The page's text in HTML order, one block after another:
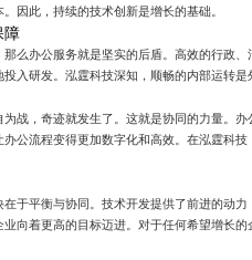
因此，持续的技术创新是增长的基础。
障
么办公服务就是坚实的后盾。高效的行政
入研发。泓霆科技深知，顺畅的内部运转是
战，奇迹就发生了。这就是协同的力量。
公流程变得更加数字化和高效。在泓霆科
于平衡与协同。技术开发提供了前进的动
向着更高的目标迈进。对于任何希望增长